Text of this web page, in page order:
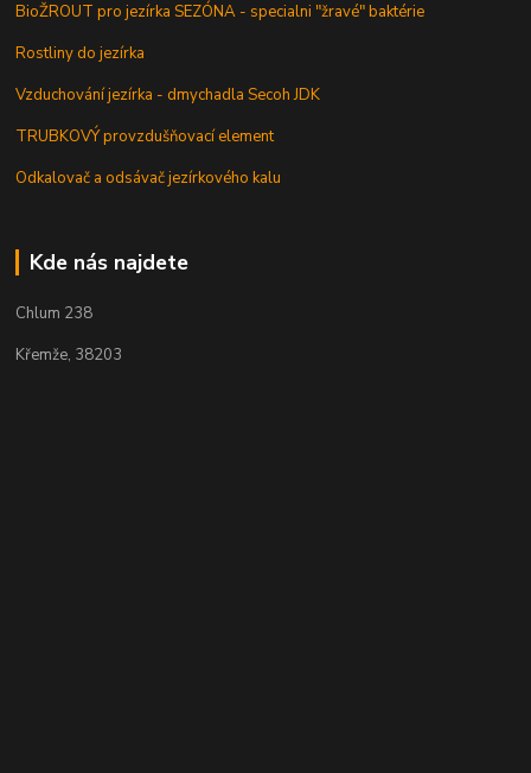
BioŽROUT pro jezírka SEZÓNA - specialni "žravé" baktérie
Rostliny do jezírka
Vzduchování jezírka - dmychadla Secoh JDK
TRUBKOVÝ provzdušňovací element
Odkalovač a odsávač jezírkového kalu
Kde nás najdete
Chlum 238
Křemže, 38203